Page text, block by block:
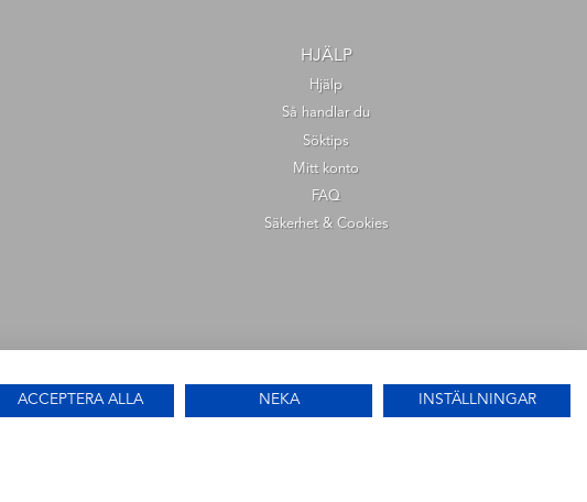
HJÄLP
Hjälp
Så handlar du
Söktips
Mitt konto
FAQ
Säkerhet & Cookies
ACCEPTERA ALLA NEKA INSTÄLLNINGAR